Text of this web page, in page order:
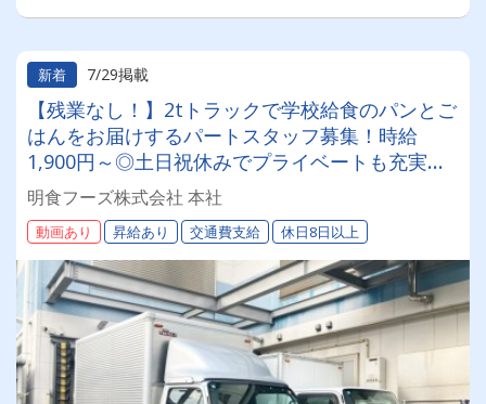
新着 7/29掲載
【残業なし！】2tトラックで学校給食のパンとご
はんをお届けするパートスタッフ募集！時給
1,900円～◎土日祝休みでプライベートも充実！
鶴見緑地駅から徒歩10分・マイカー通勤OK！
明食フーズ株式会社 本社
動画あり 昇給あり 交通費支給 休日8日以上